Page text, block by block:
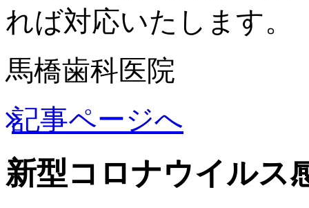
れば対応いたします。
馬橋歯科医院
記事ページへ
新型コロナウイルス